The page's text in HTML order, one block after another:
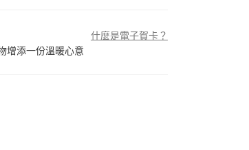
什麼是電子賀卡？
增添一份溫暖心意